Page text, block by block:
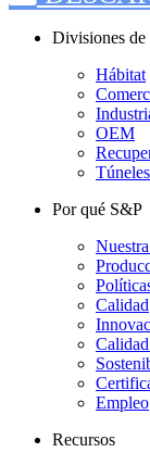
Divisiones de
Hábitat
OEM
Por qué S&P
Calidad
Empleo
Recursos